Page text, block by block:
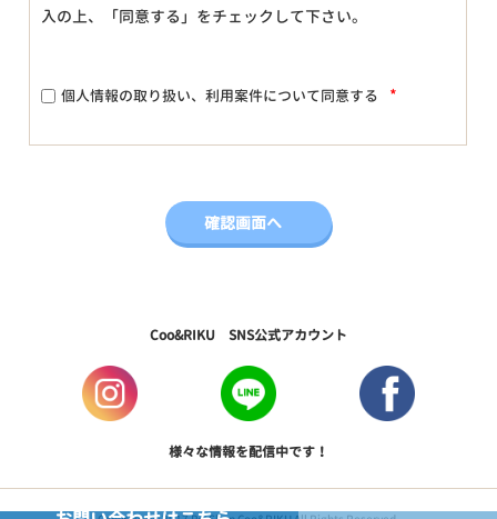
入の上、「同意する」をチェックして下さい。
個人情報の取り扱い、利用案件について同意する *
Coo&RIKU SNS公式アカウント
様々な情報を配信中です！